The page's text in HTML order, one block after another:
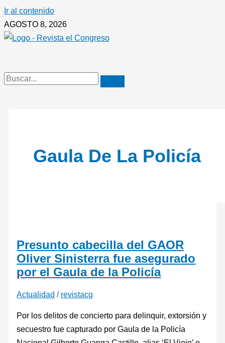
Ir al contenido
AGOSTO 8, 2026
Gaula De La Policía
Presunto cabecilla del GAOR
Oliver Sinisterra fue asegurado
por el Gaula de la Policía
Actualidad / revistacg
Por los delitos de concierto para delinquir, extorsión y
secuestro fue capturado por Gaula de la Policía